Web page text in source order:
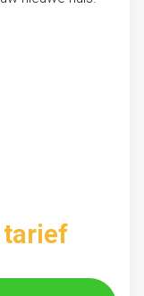
tarief